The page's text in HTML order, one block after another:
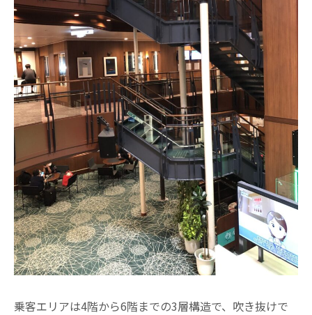
乗客エリアは4階から6階までの3層構造で、吹き抜けで